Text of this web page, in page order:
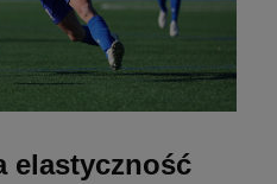
elastyczność